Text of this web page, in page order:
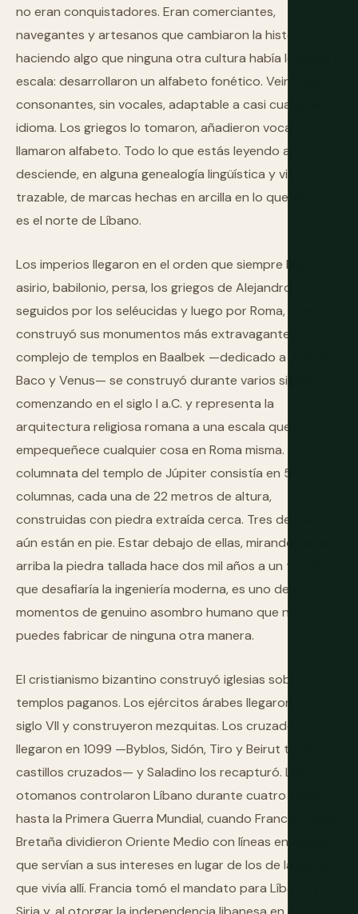
no eran conquistadores. Eran comerciantes,
navegantes y artesanos que cambiaron la historia
haciendo algo que ninguna otra cultura había logrado a
escala: desarrollaron un alfabeto fonético. Veintidós
consonantes, sin vocales, adaptable a casi cualquier
idioma. Los griegos lo tomaron, añadieron vocales y lo
llamaron alfabeto. Todo lo que estás leyendo ahora
desciende, en alguna genealogía lingüística y visual
trazable, de marcas hechas en arcilla en lo que ahora
es el norte de Líbano.
Los imperios llegaron en el orden que siempre llegaron:
asirio, babilonio, persa, los griegos de Alejandro,
seguidos por los seléucidas y luego por Roma, que
construyó sus monumentos más extravagantes aquí. El
complejo de templos en Baalbek —dedicado a Júpiter,
Baco y Venus— se construyó durante varios siglos
comenzando en el siglo I a.C. y representa la
arquitectura religiosa romana a una escala que
empequeñece cualquier cosa en Roma misma. La
columnata del templo de Júpiter consistía en 54
columnas, cada una de 22 metros de altura,
construidas con piedra extraída cerca. Tres de ellas
aún están en pie. Estar debajo de ellas, mirando hacia
arriba la piedra tallada hace dos mil años a un tamaño
que desafiaría la ingeniería moderna, es uno de esos
momentos de genuino asombro humano que no
puedes fabricar de ninguna otra manera.
El cristianismo bizantino construyó iglesias sobre
templos paganos. Los ejércitos árabes llegaron en el
siglo VII y construyeron mezquitas. Los cruzados
llegaron en 1099 —Byblos, Sidón, Tiro y Beirut tenían
castillos cruzados— y Saladino los recapturó. Los
otomanos controlaron Líbano durante cuatro siglos
hasta la Primera Guerra Mundial, cuando Francia y Gran
Bretaña dividieron Oriente Medio con líneas en mapas
que servían a sus intereses en lugar de los de la gente
que vivía allí. Francia tomó el mandato para Líbano y